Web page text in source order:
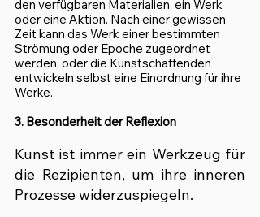
den verfügbaren Materialien, ein Werk
oder eine Aktion. Nach einer gewissen
Zeit kann das Werk einer bestimmten
Strömung oder Epoche zugeordnet
werden, oder die Kunstschaffenden
entwickeln selbst eine Einordnung für ihre
Werke.
3. Besonderheit der Reflexion
Kunst ist immer ein Werkzeug für
die Rezipienten, um ihre inneren
Prozesse widerzuspiegeln.